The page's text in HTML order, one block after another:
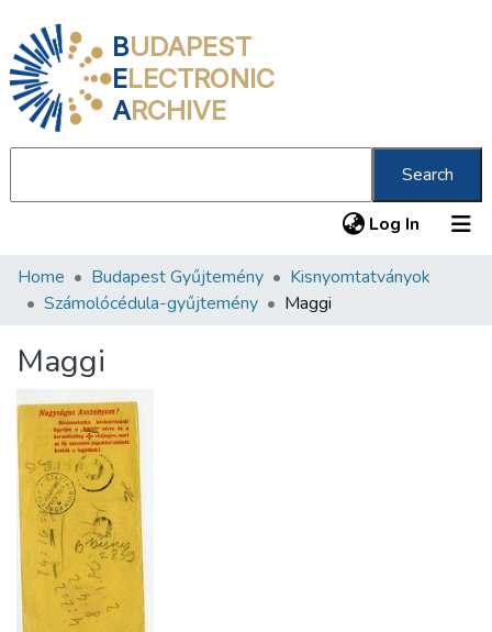
BUDAPEST
ELECTRONIC
ARCHIVE
Search
Log In (current)
Communities & Collections
Statistics
About us
Home Budapest Gyűjtemény
Kisnyomtatványok
Számolócédula-gyűjtemény
Maggi
Maggi